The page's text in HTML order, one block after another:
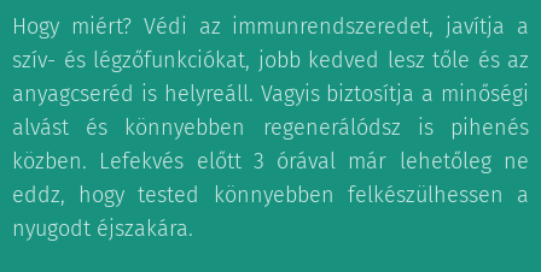
Hogy miért? Védi az immunrendszeredet, javítja a
szív- és légzőfunkciókat, jobb kedved lesz tőle és az
anyagcseréd is helyreáll. Vagyis biztosítja a minőségi
alvást és könnyebben regenerálódsz is pihenés
közben. Lefekvés előtt 3 órával már lehetőleg ne
eddz, hogy tested könnyebben felkészülhessen a
nyugodt éjszakára.